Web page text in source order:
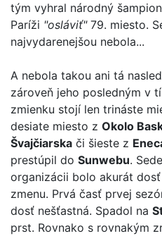
tým vyhral národný
Paríži "osláviť"79. miesto.
najvydarenejšou nebola...
A nebola takou ani tá
zároveň jeho posledným v
zmienku stojí len trináste
desiate miesto z Okolo
Švajčiarska či šieste z
prestúpil do Sunwebu.
organizácii bolo akurát
zmenu. Prvá časť prvej
dosť nešťastná. Spadol na
prst. Rovnako s rovnakým